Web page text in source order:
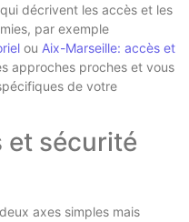
décrivent les accès et les
par exemple
ou Aix-Marseille: accès et
approches proches et vous
de votre
et sécurité
axes simples mais